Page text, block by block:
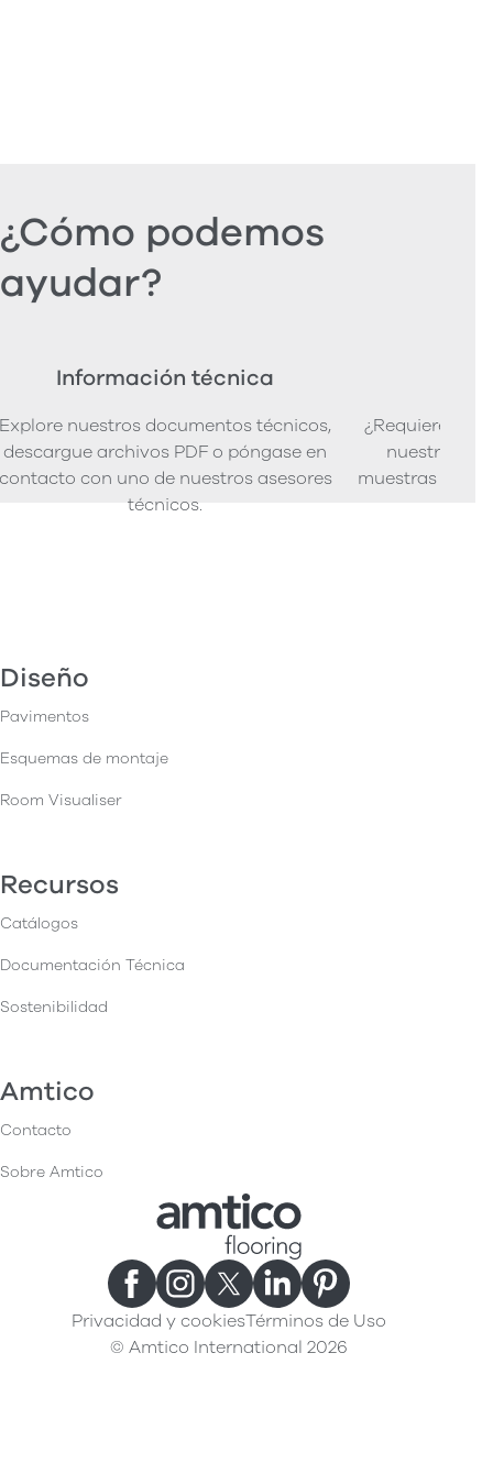
¿Cómo podemos
ayudar?
Información técnica
Explore nuestros documentos técnicos,
descargue archivos PDF o póngase en
con uno de nuestros asesores
técnicos.
¿Requiere
nuestra
muestras de
Diseño
Pavimentos
Esquemas de montaje
Room Visualiser
Recursos
Catálogos
Documentación Técnica
Sostenibilidad
Amtico
Contacto
Sobre Amtico
Privacidad y cookiesTérminos de Uso
© Amtico International 2026